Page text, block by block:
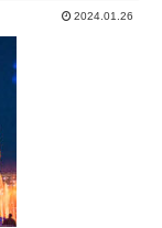
2024.01.26